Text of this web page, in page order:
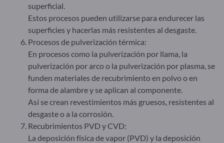
superficial.
Estos procesos pueden utilizarse para endurecer las
superficies y hacerlas más resistentes al desgaste.
Procesos de pulverización térmica:
En procesos como la pulverización por llama, la
pulverización por arco o la pulverización por plasma, se
funden materiales de recubrimiento en polvo o en
forma de alambre y se aplican al componente.
Así se crean revestimientos más gruesos, resistentes al
desgaste o a la corrosión.
Recubrimientos PVD y CVD:
La deposición física de vapor (PVD) y la deposición